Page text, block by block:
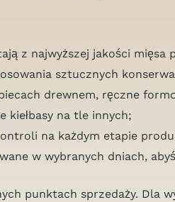
z najwyższej jakości
sztucznych
drewnem, ręczne
kiełbasy na tle innych;
na każdym etapie
w wybranych dniach,
punktach sprzedaży. Dla